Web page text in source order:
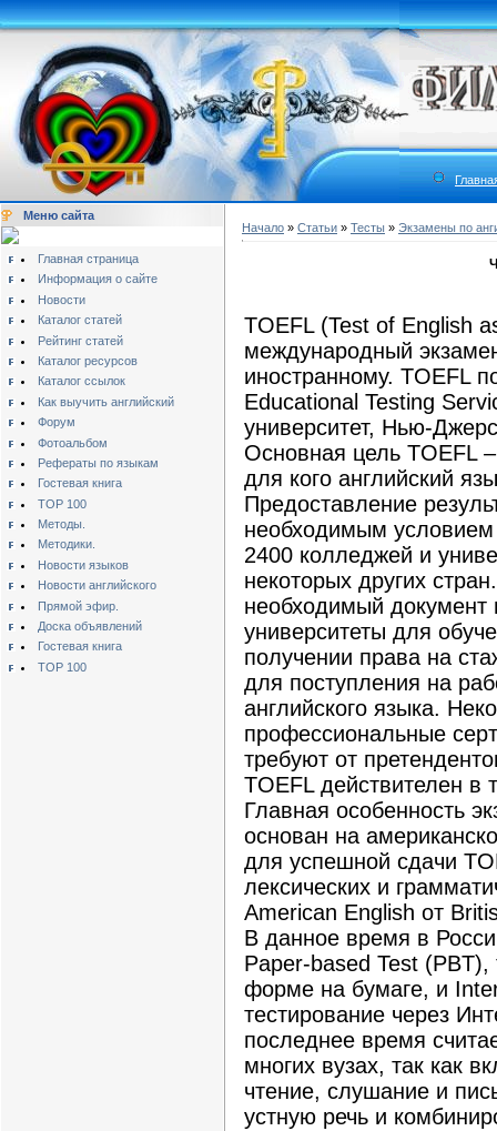
Меню сайта
Главная страница
Информация о сайте
Новости
Каталог статей
Рейтинг статей
Каталог ресурсов
Каталог ссылок
Как выучить английский
Форум
Фотоальбом
Рефераты по языкам
Гостевая книга
TOP 100
Методы.
Методики.
Новости языков
Новости английского
Прямой эфир.
Доска объявлений
Гостевая книга
TOP 100
Начало » Статьи » Тесты » Экзамены по
TOEFL (Test of English
международный
иностранному. TOEFL
Educational Testing
университет, Нью-
Основная цель TOEFL
для кого английский
Предоставление
необходимым
2400 колледжей и
некоторых других
необходимый документ
университеты для
получении права на
для поступления на
английского языка.
профессиональные
требуют от
TOEFL действителен в
Главная особенность
основан на
для успешной сдачи
лексических и
American English от
В данное время в
Paper-based Test (PBT),
форме на бумаге, и
тестирование через
последнее время
многих вузах, так как
чтение, слушание и
устную речь и